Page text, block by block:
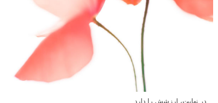
…در نهایت، ارزشش را دارد.